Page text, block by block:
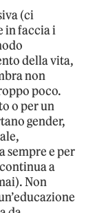
(ci
in faccia i
della vita,
non
poco.
o per un
gender,
sempre e per
a
Non